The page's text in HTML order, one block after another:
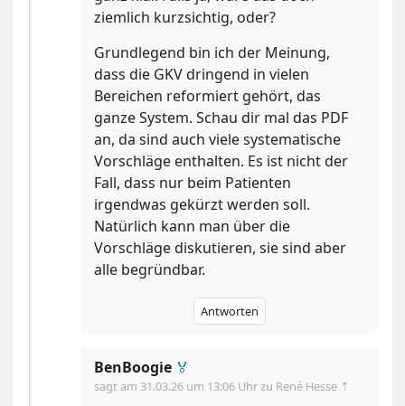
ziemlich kurzsichtig, oder?
Grundlegend bin ich der Meinung,
dass die GKV dringend in vielen
Bereichen reformiert gehört, das
ganze System. Schau dir mal das PDF
an, da sind auch viele systematische
Vorschläge enthalten. Es ist nicht der
Fall, dass nur beim Patienten
irgendwas gekürzt werden soll.
Natürlich kann man über die
Vorschläge diskutieren, sie sind aber
alle begründbar.
Antworten
BenBoogie 🏅
sagt am 31.03.26 um 13:06 Uhrzu René Hesse ⇡